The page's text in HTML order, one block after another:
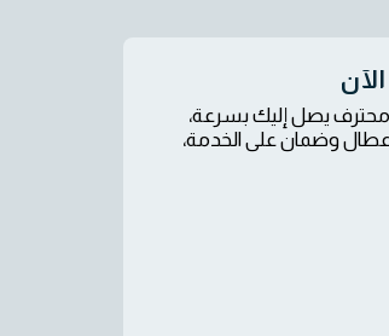
جودة وعلى مدار 24 ساعة، فني مكيفات محترف يصل إليك بسرعة،
وضمان على الخدمة،